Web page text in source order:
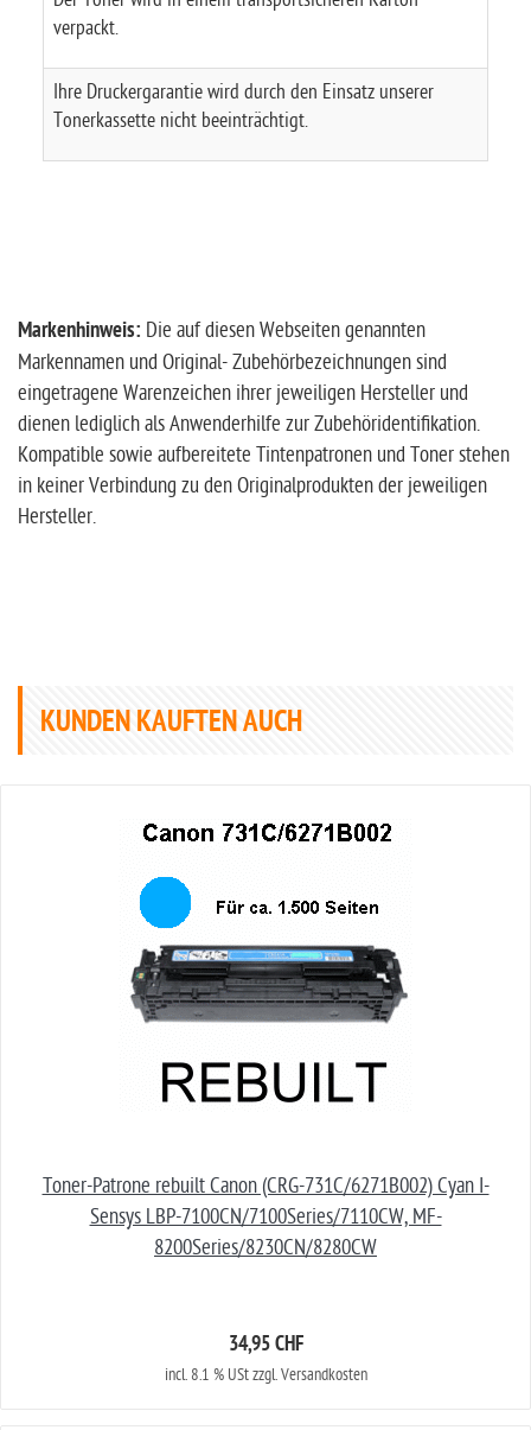
verpackt.
Ihre Druckergarantie wird durch den Einsatz unserer
Tonerkassette nicht beeinträchtigt.
Markenhinweis: Die auf diesen Webseiten genannten
Markennamen und Original- Zubehörbezeichnungen sind
eingetragene Warenzeichen ihrer jeweiligen Hersteller und
dienen lediglich als Anwenderhilfe zur Zubehöridentifikation.
Kompatible sowie aufbereitete Tintenpatronen und Toner stehen
in keiner Verbindung zu den Originalprodukten der jeweiligen
Hersteller.
KUNDEN KAUFTEN AUCH
Toner-Patrone rebuilt Canon (CRG-731C/6271B002) Cyan I-
Sensys LBP-7100CN/7100Series/7110CW, MF-
8200Series/8230CN/8280CW
34,95 CHF
incl. 8.1 % USt zzgl. Versandkosten